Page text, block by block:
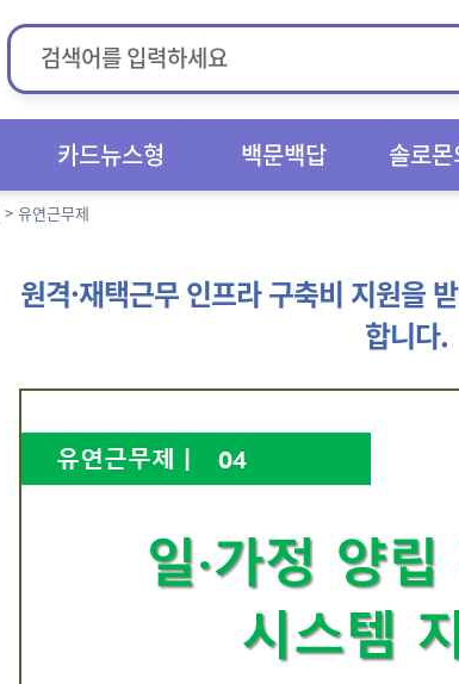
카드뉴스형 백문백답 솔로
> 유연근무제
원격·재택근무 인프라 구축비 지원을
합니다.